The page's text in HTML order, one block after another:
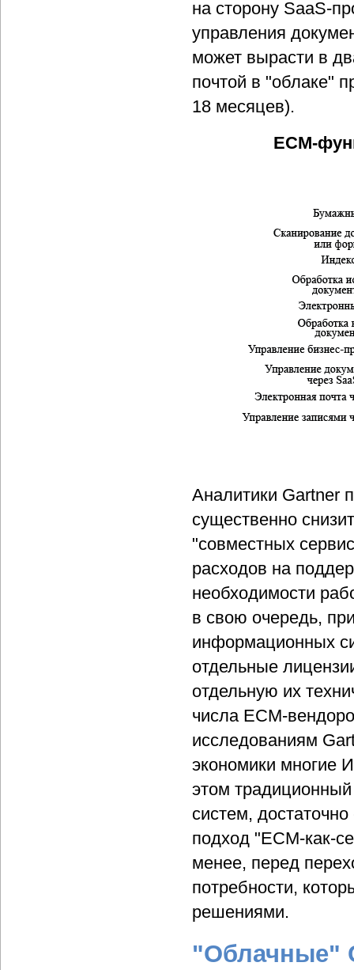
на сторону SaaS-
управления
может вырасти в
почтой в "облаке"
18 месяцев).
ECM-
Аналитики Gartner
существенно
"совместных
расходов на
необходимости
в свою очередь,
информационных
отдельные
отдельную их
числа ECM-
исследованиям
экономики многие
этом
систем,
подход "ECM-как-
менее, перед
потребности,
решениями.
"Облачные"